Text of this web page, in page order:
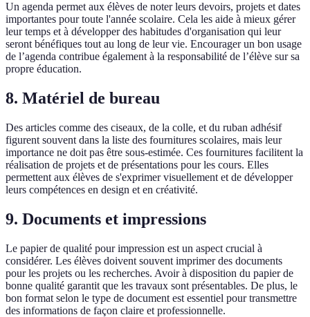
Un agenda permet aux élèves de noter leurs devoirs, projets et dates
importantes pour toute l'année scolaire. Cela les aide à mieux gérer
leur temps et à développer des habitudes d'organisation qui leur
seront bénéfiques tout au long de leur vie. Encourager un bon usage
de l’agenda contribue également à la responsabilité de l’élève sur sa
propre éducation.
8. Matériel de bureau
Des articles comme des ciseaux, de la colle, et du ruban adhésif
figurent souvent dans la liste des fournitures scolaires, mais leur
importance ne doit pas être sous-estimée. Ces fournitures facilitent la
réalisation de projets et de présentations pour les cours. Elles
permettent aux élèves de s'exprimer visuellement et de développer
leurs compétences en design et en créativité.
9. Documents et impressions
Le papier de qualité pour impression est un aspect crucial à
considérer. Les élèves doivent souvent imprimer des documents
pour les projets ou les recherches. Avoir à disposition du papier de
bonne qualité garantit que les travaux sont présentables. De plus, le
bon format selon le type de document est essentiel pour transmettre
des informations de façon claire et professionnelle.